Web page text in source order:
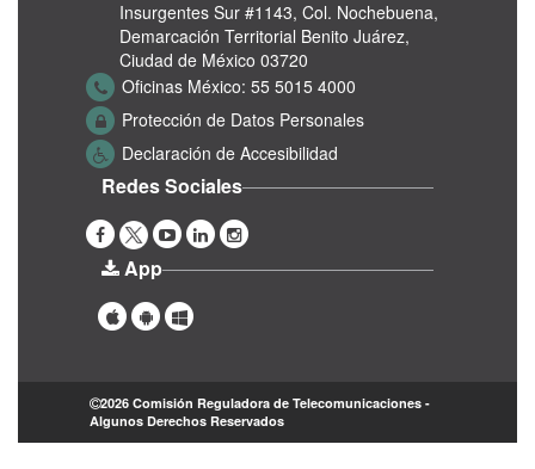
Insurgentes Sur #1143, Col. Nochebuena,
Demarcación Territorial Benito Juárez,
Ciudad de México 03720
Oficinas México: 55 5015 4000
Protección de Datos Personales
Declaración de Accesibilidad
Redes Sociales
App
2026 Comisión Reguladora de Telecomunicaciones -
Algunos Derechos Reservados